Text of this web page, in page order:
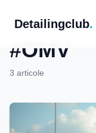
Detailingclub.
Etichetă
#OMV
3 articole